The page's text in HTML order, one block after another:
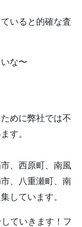
いると的確な査
な〜
めに弊社では不
す。
、西原町、南風
、八重瀬町、南
しています。
ていきます！フ